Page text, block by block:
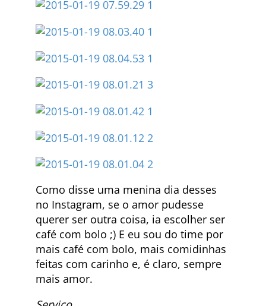
Como disse uma menina dia desses
no Instagram, se o amor pudesse
querer ser outra coisa, ia escolher ser
café com bolo ;) E eu sou do time por
mais café com bolo, mais comidinhas
feitas com carinho e, é claro, sempre
mais amor.